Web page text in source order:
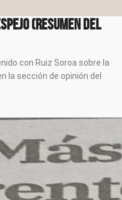
(Resumen del
con Ruiz Soroa sobre la
la sección de opinión del